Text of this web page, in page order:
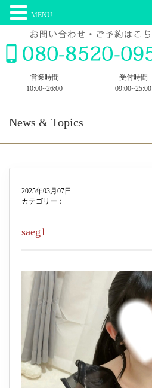
営業時間
10:00~26:00
受付時間
09:00~25:00
News & Topics
2025年03月07日
カテゴリー：
saeg1
MENU